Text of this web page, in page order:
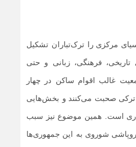
مرکزی را ترک‌تباران تشکیل
فرهنگی، زبانی و حتی
غالب اقوام ساکن در چهار
صحبت می‌کنند و بخش‌هایی
است. همین موضوع نیز سبب
شوروی به این جمهوری‌ها